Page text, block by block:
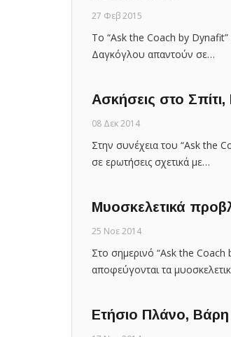
27 Φεβ 2015
Το “Ask the Coach by Dynafit”
Δαγκόγλου απαντούν σε…
Ασκήσεις στο
08 Δεκ 2014
Στην συνέχεια του “Ask the
σε ερωτήσεις σχετικά με…
Μυοσκελετικά
25 Νοε 2014
Στο σημερινό “Ask the Coach
αποφεύγονται τα
Ετήσιο Πλάνο,